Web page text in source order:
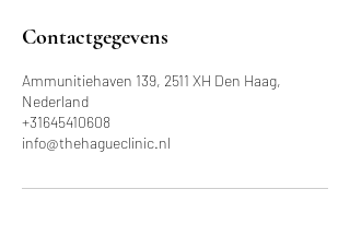
Contactgegevens
Ammunitiehaven 139, 2511 XH Den Haag,
Nederland
+31645410608
info@thehagueclinic.nl